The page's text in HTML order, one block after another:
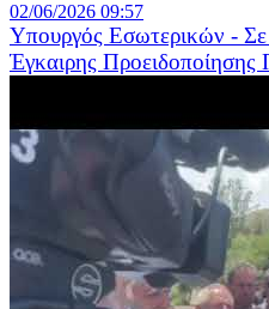
02/06/2026 09:57
Υπουργός Εσωτερικών - Σε
Έγκαιρης